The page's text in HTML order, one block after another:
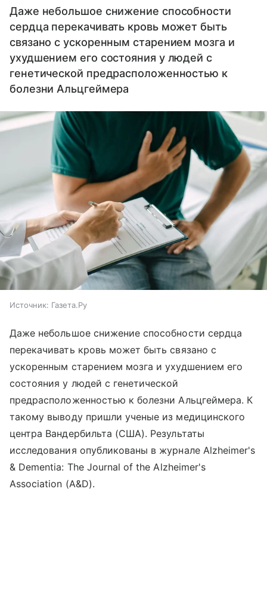
Даже небольшое снижение способности
сердца перекачивать кровь может быть
связано с ускоренным старением мозга и
ухудшением его состояния у людей с
генетической предрасположенностью к
болезни Альцгеймера
Источник: Газета.Ру
Даже небольшое снижение способности сердца
перекачивать кровь может быть связано с
ускоренным старением мозга и ухудшением его
состояния у людей с генетической
предрасположенностью к болезни Альцгеймера. К
такому выводу пришли ученые из медицинского
центра Вандербильта (США). Результаты
исследования опубликованы в журнале Alzheimer's
& Dementia: The Journal of the Alzheimer's
Association (A&D).